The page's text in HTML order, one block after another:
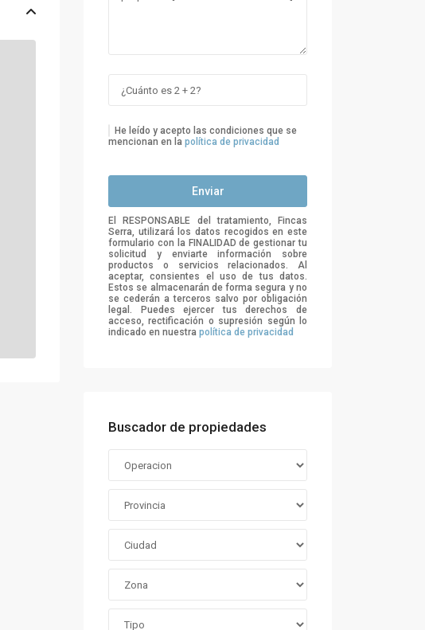
He leído y acepto las condiciones que se
mencionan en la política de privacidad
El RESPONSABLE del tratamiento, Fincas
Serra, utilizará los datos recogidos en este
formulario con la FINALIDAD de gestionar tu
solicitud y enviarte información sobre
productos o servicios relacionados. Al
aceptar, consientes el uso de tus datos.
Estos se almacenarán de forma segura y no
se cederán a terceros salvo por obligación
legal. Puedes ejercer tus derechos de
acceso, rectificación o supresión según lo
indicado en nuestra política de privacidad
Buscador de propiedades